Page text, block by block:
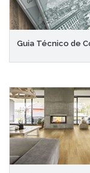
Guia Técnico de